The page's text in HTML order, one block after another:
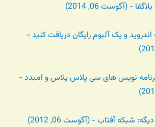
- (آگوست 06, 2014)
و یک آلبوم رایگان دریافت کنید -
نویس های سی پلاس پلاس و امبدد -
شبکه آفتاب - (آگوست 06, 2012)